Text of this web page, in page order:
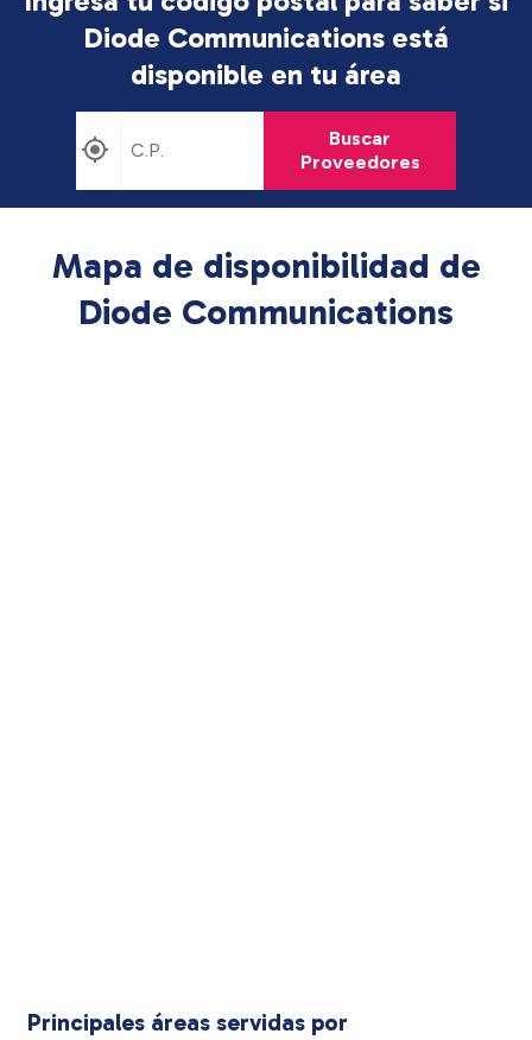
Diode Communications está
disponible en tu área
Buscar
Proveedores
Mapa de disponibilidad de
Diode Communications
Principales áreas servidas por